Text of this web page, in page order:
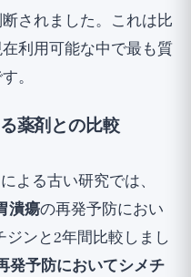
されました。これは比
利用可能な中で最も質
。
薬剤との比較
よる古い研究では、
潰瘍の再発予防におい
ンと2年間比較しまし
発予防においてシメチ